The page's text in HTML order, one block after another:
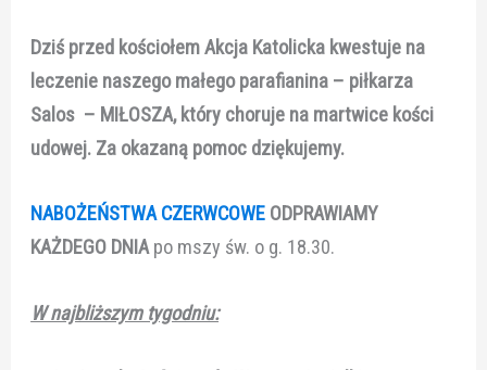
Dziś przed kościołem Akcja Katolicka kwestuje na
leczenie naszego małego parafianina – piłkarza
Salos – MIŁOSZA, który choruje na martwice kości
udowej. Za okazaną pomoc dziękujemy.
NABOŻEŃSTWA CZERWCOWE ODPRAWIAMY
KAŻDEGO DNIApo mszy św. o g. 18.30.
W najbliższym tygodniu: